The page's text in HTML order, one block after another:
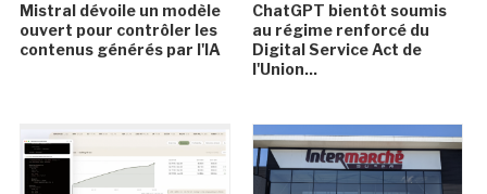
Mistral dévoile un modèle
ouvert pour contrôler les
contenus générés par l'IA
ChatGPT bientôt soumis
au régime renforcé du
Digital Service Act de
l'Union...